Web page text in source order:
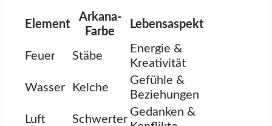
Element
Arkana-
Farbe
Lebensaspekt
Feuer Stäbe
Energie &
Kreativität
Wasser
Kelche
Gefühle &
Beziehungen
Luft
Schwerter
Gedanken &